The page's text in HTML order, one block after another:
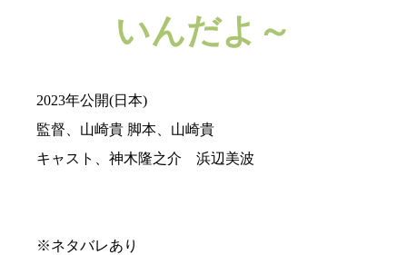
いんだよ～
2023年公開(日本)
監督、山崎貴 脚本、山崎貴
キャスト、神木隆之介 浜辺美波
※ネタバレあり